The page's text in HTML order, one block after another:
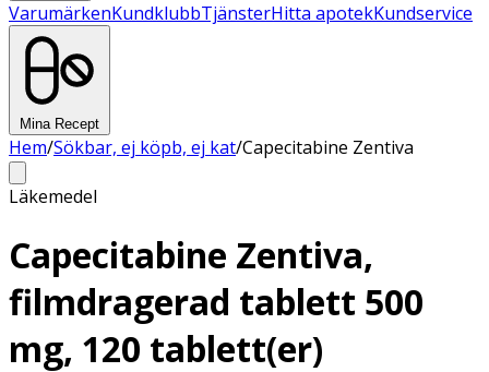
VarumärkenKundklubbTjänsterHitta apotekKundservice
Mina Recept
Hem/Sökbar, ej köpb, ej kat/Capecitabine Zentiva
Läkemedel
Capecitabine Zentiva,
filmdragerad tablett 500
mg, 120 tablett(er)